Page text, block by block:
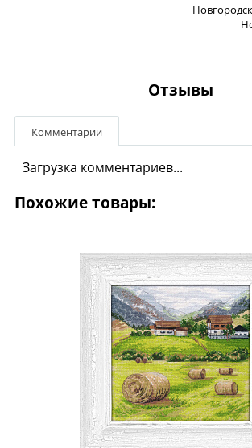
Отзывы
Комментарии
Загрузка комментариев...
Похожие товары: